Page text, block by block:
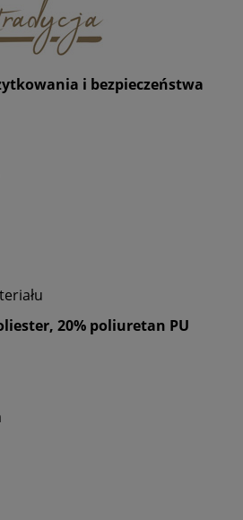
i bezpieczeństwa
20% poliuretan PU